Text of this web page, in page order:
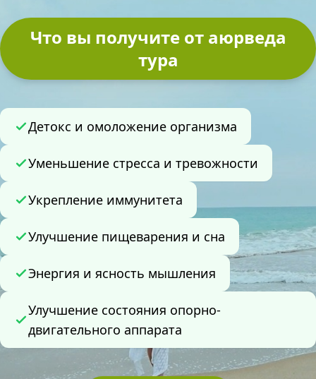
Что вы получите от аюрведа
тура
Детокс и омоложение организма
Уменьшение стресса и тревожности
Укрепление иммунитета
Улучшение пищеварения и сна
Энергия и ясность мышления
Улучшение состояния опорно-
двигательного аппарата